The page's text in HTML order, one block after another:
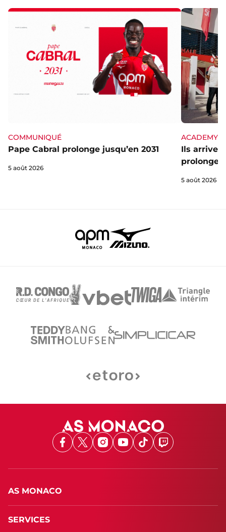
COMMUNIQUÉ
Pape Cabral prolonge jusqu’en 2031
5 août 2026
ACADEMY
Ils
5 août 2026
Facebook
X Instagram
Youtube
TikTokTwitch
AS MONACO
SERVICES